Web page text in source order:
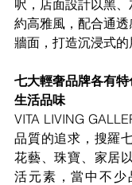
呎，店面設計以黑
約高雅風，配合通
牆面，打造沉浸式的
七大輕奢品牌各有特
生活品味
VITA LIVING
品質的追求，搜羅
花藝、珠寶、家居
活元素，當中不少